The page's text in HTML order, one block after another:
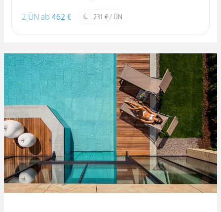
2 ÜN ab 462 € 231 € / ÜN